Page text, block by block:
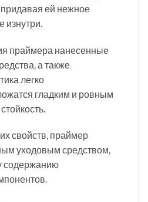
ей нежное
изнутри.
праймера нанесенные
а также
легко
гладким и ровным
свойств, праймер
уходовым средством,
содержанию